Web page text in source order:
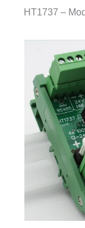
HT1737 –